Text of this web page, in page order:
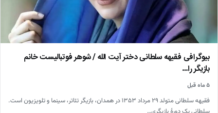
بیوگرافی فقیهه سلطانی دختر آیت الله / شوهر فوتبالیست خانم
بازیگر را…
۵ ماه قبل
فقیهه سلطانی متولد ۲۹ مرداد ۱۳۵۳ در همدان، بازیگر تئاتر، سینما و تلویزیون است.